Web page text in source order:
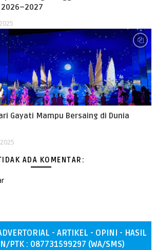
Gayati Mampu Bersaing di Dunia
ADA KOMENTAR:
- ARTIKEL - OPINI - HASIL
PTK : 087731599297 (WA/SMS)